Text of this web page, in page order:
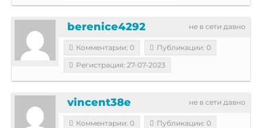
не в сети давно
berenice4292
Комментарии: 0
Публикации: 0
Регистрация: 27-07-2023
не в сети давно
vincent38e
Комментарии: 0
Публикации: 0